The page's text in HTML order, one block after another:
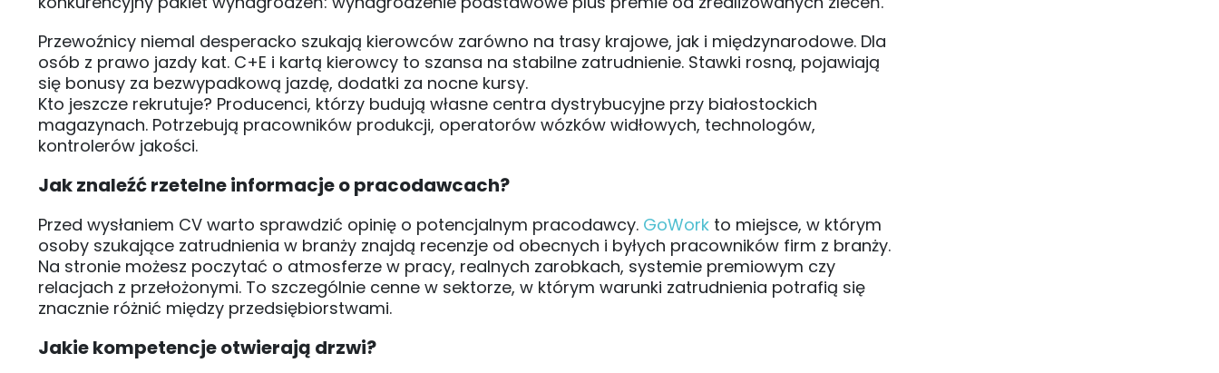
Przewoźnicy niemal desperacko szukają kierowców zarówno na trasy krajowe, jak i międzynarodowe. Dla
osób z prawo jazdy kat. C+E i kartą kierowcy to szansa na stabilne zatrudnienie. Stawki rosną, pojawiają
się bonusy za bezwypadkową jazdę, dodatki za nocne kursy.
Kto jeszcze rekrutuje? Producenci, którzy budują własne centra dystrybucyjne przy białostockich
magazynach. Potrzebują pracowników produkcji, operatorów wózków widłowych, technologów,
kontrolerów jakości.
Jak znaleźć rzetelne informacje o pracodawcach?
Przed wysłaniem CV warto sprawdzić opinię o potencjalnym pracodawcy. GoWork to miejsce, w którym
osoby szukające zatrudnienia w branży znajdą recenzje od obecnych i byłych pracowników firm z branży.
Na stronie możesz poczytać o atmosferze w pracy, realnych zarobkach, systemie premiowym czy
relacjach z przełożonymi. To szczególnie cenne w sektorze, w którym warunki zatrudnienia potrafią się
znacznie różnić między przedsiębiorstwami.
Jakie kompetencje otwierają drzwi?